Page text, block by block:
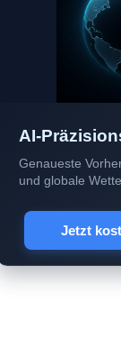
AI-
Genaueste
und globale
Jetzt